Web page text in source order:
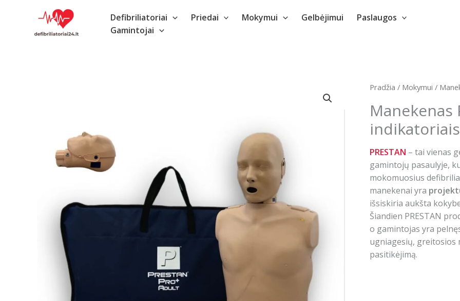
Defibriliatoriai Priedai Mokymui Gelbėjimui
Paslaugos
Gamintojai
Pradžia / Mokymui /
Manekenas
indikatoriais
PRESTAN – tai vienas
gamintojų pasaulyje,
mokomuosius
manekenai yra
išsiskiria aukšta
Šiandien PRESTAN
o gamintojas yra
ugniagesių,
pasitikėjimą.